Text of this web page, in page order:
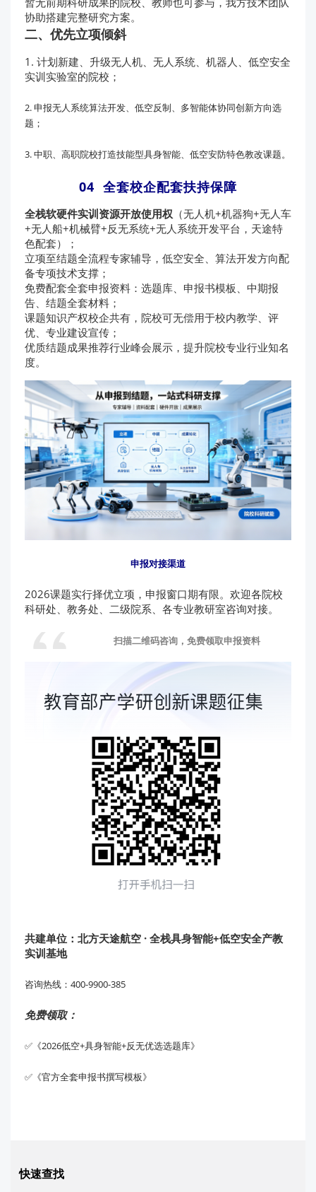
协助搭建完整研究方案。
二、优先立项倾斜
1. 计划新建、升级无人机、无人系统、机器人、低空安全
实训实验室的院校；
2. 申报无人系统算法开发、低空反制、多智能体协同创新方向选
题；
3. 中职、高职院校打造技能型具身智能、低空安防特色教改课题。
04 全套校企配套扶持保障
全栈软硬件实训资源开放使用权 （无人机+机器狗+无人车
+无人船+机械臂+反无系统+无人系统开发平台，天途特
色配套）；
立项至结题全流程专家辅导，低空安全、算法开发方向配
备专项技术支撑；
免费配套全套申报资料：选题库、申报书模板、中期报
告、结题全套材料；
课题知识产权校企共有，院校可无偿用于校内教学、评
优、专业建设宣传；
优质结题成果推荐行业峰会展示，提升院校专业行业知名
度。
申报对接渠道
2026课题实行择优立项，申报窗口期有限。欢迎各院校
科研处、教务处、二级院系、各专业教研室咨询对接。
扫描二维码咨询，免费领取申报资料
共建单位： 北方天途航空 · 全栈具身智能+低空安全产教
实训基地
咨询热线：400-9900-385
免费领取：
✅《2026低空+具身智能+反无优选选题库》
✅《官方全套申报书撰写模板》
快速查找